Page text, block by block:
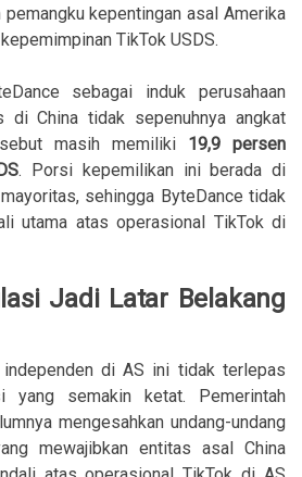
kepentingan asal Amerika
TikTok USDS.
sebagai induk perusahaan
di China tidak sepenuhnya angkat
masih memiliki 19,9 persen
. Porsi kepemilikan ini berada di
sehingga ByteDance tidak
utama atas operasional TikTok di
Jadi Latar Belakang
di AS ini tidak terlepas
yang semakin ketat. Pemerintah
mengesahkan undang-undang
mewajibkan entitas asal China